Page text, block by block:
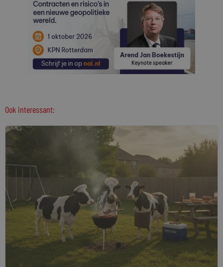
Ook interessant: